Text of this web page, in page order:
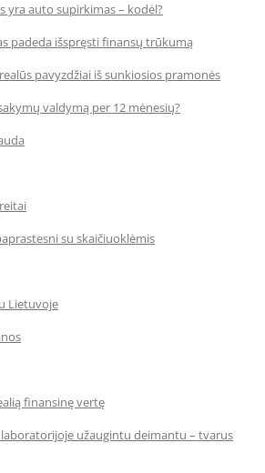
yra auto supirkimas – kodėl?
padeda išspręsti finansų trūkumą
pavyzdžiai iš sunkiosios pramonės
valdymą per 12 mėnesių?
su skaičiuoklėmis
Lietuvoje
finansinę vertę
užaugintu deimantu – tvarus